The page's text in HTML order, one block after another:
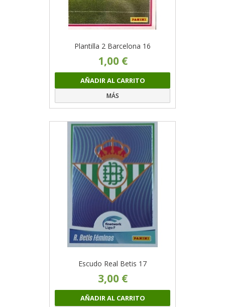
Plantilla 2 Barcelona 16
1,00 €
AÑADIR AL CARRITO
MÁS
Escudo Real Betis 17
3,00 €
AÑADIR AL CARRITO